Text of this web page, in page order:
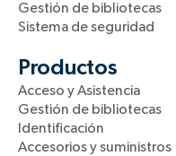
Gestión de bibliotecas
Sistema de seguridad
Productos
Acceso y Asistencia
Gestión de bibliotecas
Identificación
Accesorios y suministros